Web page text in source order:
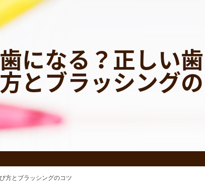
になる？正しい
とブラッシング
方とブラッシングのコツ